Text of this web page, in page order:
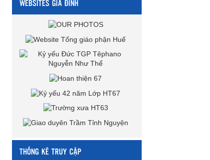
WEBSITES GIA ĐÌNH
THỐNG KÊ TRUY CẬP